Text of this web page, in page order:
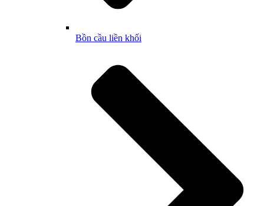
Bồn cầu liền khối